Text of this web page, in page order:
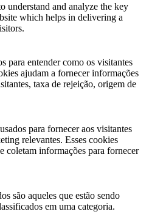
understand and analyze the key
which helps in delivering a
​​para entender como os visitantes
ajudam a fornecer informações
taxa de rejeição, origem de
​​para fornecer aos visitantes
relevantes. Esses cookies
coletam informações para fornecer
são aqueles que estão sendo
em uma categoria.